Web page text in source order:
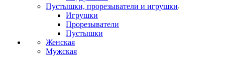
Пустышки, прорезыватели и игрушки
Игрушки
Прорезыватели
Пустышки
Женская
Мужская